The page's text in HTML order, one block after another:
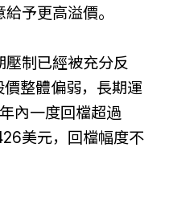
予更高溢價。
制已經被充分反
整體偏弱，長期運
內一度回檔超過
美元，回檔幅度不